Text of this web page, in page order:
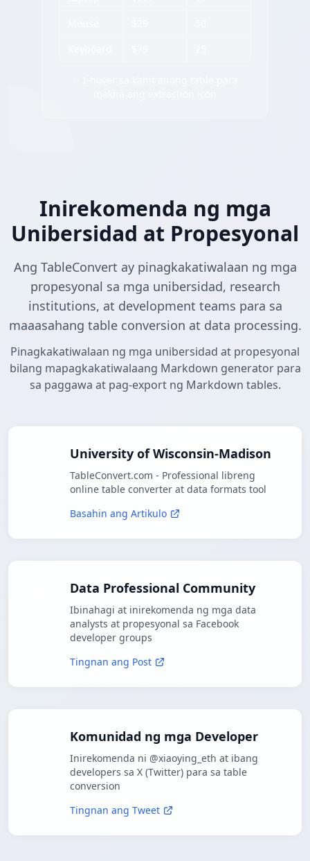
Inirekomenda ng mga
Unibersidad at Propesyonal
Ang TableConvert ay pinagkakatiwalaan ng mga
propesyonal sa mga unibersidad, research
institutions, at development teams para sa
maaasahang table conversion at data processing.
Pinagkakatiwalaan ng mga unibersidad at propesyonal
bilang mapagkakatiwalaang Markdown generator para
sa paggawa at pag-export ng Markdown tables.
University of Wisconsin-Madison
TableConvert.com - Professional libreng
online table converter at data formats tool
Basahin ang Artikulo
Data Professional Community
Ibinahagi at inirekomenda ng mga data
analysts at propesyonal sa Facebook
developer groups
Tingnan ang Post
Komunidad ng mga Developer
Inirekomenda ni @xiaoying_eth at ibang
developers sa X (Twitter) para sa table
conversion
Tingnan ang Tweet